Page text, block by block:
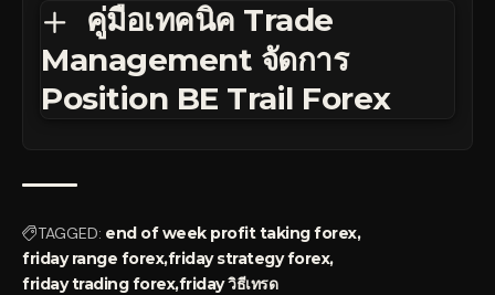
คู่มือเทคนิค Trade
Management จัดการ
Position BE Trail Forex
TAGGED: end of week profit taking forex
friday range forexfriday strategy forex
friday trading forexfriday วิธีเทรด